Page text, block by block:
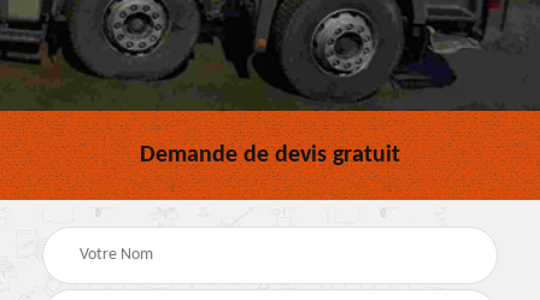
Demande de devis gratuit